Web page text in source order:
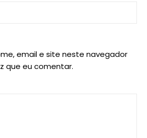
email e site neste navegador
que eu comentar.